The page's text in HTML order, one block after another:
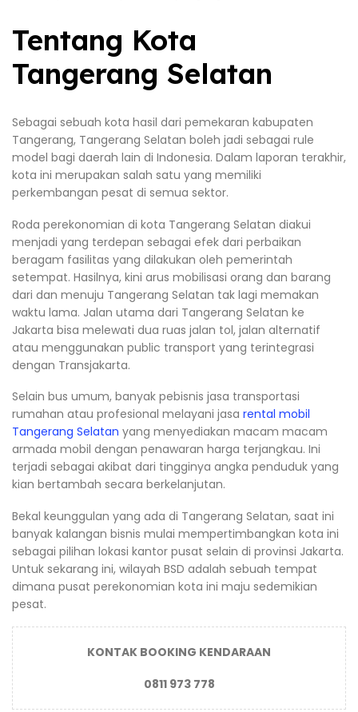
Tentang Kota
Tangerang Selatan
Sebagai sebuah kota hasil dari pemekaran kabupaten
Tangerang, Tangerang Selatan boleh jadi sebagai rule
model bagi daerah lain di Indonesia. Dalam laporan terakhir,
kota ini merupakan salah satu yang memiliki
perkembangan pesat di semua sektor.
Roda perekonomian di kota Tangerang Selatan diakui
menjadi yang terdepan sebagai efek dari perbaikan
beragam fasilitas yang dilakukan oleh pemerintah
setempat. Hasilnya, kini arus mobilisasi orang dan barang
dari dan menuju Tangerang Selatan tak lagi memakan
waktu lama. Jalan utama dari Tangerang Selatan ke
Jakarta bisa melewati dua ruas jalan tol, jalan alternatif
atau menggunakan public transport yang terintegrasi
dengan Transjakarta.
Selain bus umum, banyak pebisnis jasa transportasi
rumahan atau profesional melayani jasa rental mobil
Tangerang Selatan yang menyediakan macam macam
armada mobil dengan penawaran harga terjangkau. Ini
terjadi sebagai akibat dari tingginya angka penduduk yang
kian bertambah secara berkelanjutan.
Bekal keunggulan yang ada di Tangerang Selatan, saat ini
banyak kalangan bisnis mulai mempertimbangkan kota ini
sebagai pilihan lokasi kantor pusat selain di provinsi Jakarta.
Untuk sekarang ini, wilayah BSD adalah sebuah tempat
dimana pusat perekonomian kota ini maju sedemikian
pesat.
KONTAK BOOKING KENDARAAN
0811 973 778